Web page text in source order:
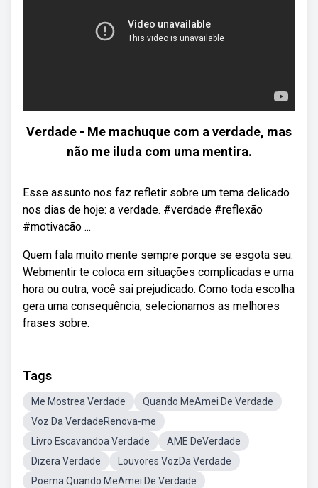
Verdade - Me machuque com a verdade, mas
não me iluda com uma mentira.
Esse assunto nos faz refletir sobre um tema delicado
nos dias de hoje: a verdade. #verdade #reflexão
#motivacão ...
Quem fala muito mente sempre porque se esgota seu.
Webmentir te coloca em situações complicadas e uma
hora ou outra, você sai prejudicado. Como toda escolha
gera uma consequência, selecionamos as melhores
frases sobre.
Tags
Me Mostrea Verdade
Quando MeAmei De Verdade
Voz Da VerdadeRenova-me
Livro Escavandoa Verdade
AME DeVerdade
Dizera Verdade
Louvores VozDa Verdade
Poema Quando MeAmei De Verdade